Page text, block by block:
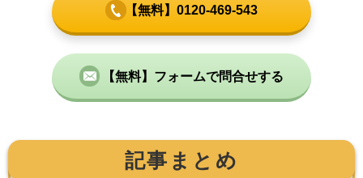
【無料】0120-469-543
【無料】フォームで問合せする
記事まとめ